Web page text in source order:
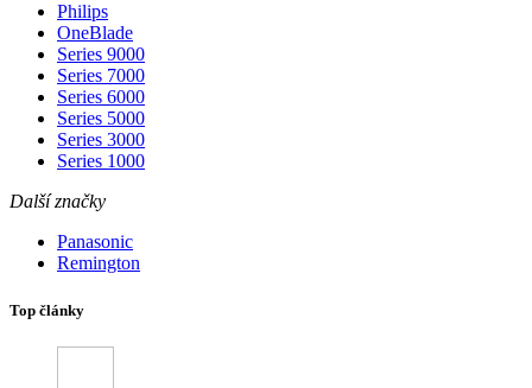
Philips
OneBlade
Series 9000
Series 7000
Series 6000
Series 5000
Series 3000
Series 1000
Další značky
Panasonic
Remington
Top články